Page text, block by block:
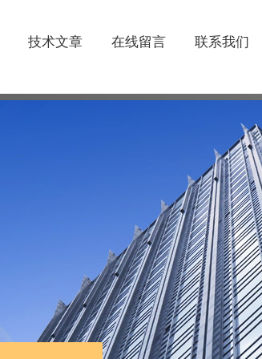
技术文章 在线留言 联系我们